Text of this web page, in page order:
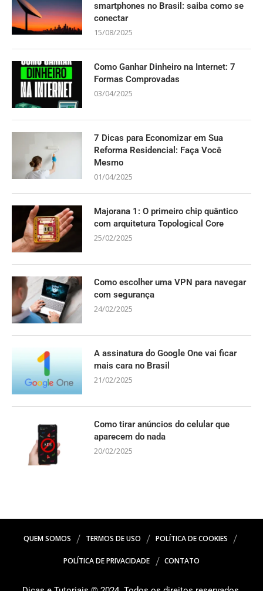
smartphones no Brasil: saiba como se
conectar
15/08/2025
Como Ganhar Dinheiro na Internet: 7
Formas Comprovadas
03/04/2025
7 Dicas para Economizar em Sua
Reforma Residencial: Faça Você
Mesmo
01/04/2025
Majorana 1: O primeiro chip quântico
com arquitetura Topological Core
25/02/2025
Como escolher uma VPN para navegar
com segurança
24/02/2025
A assinatura do Google One vai ficar
mais cara no Brasil
21/02/2025
Como tirar anúncios do celular que
aparecem do nada
20/02/2025
QUEM SOMOS TERMOS DE USO POLÍTICA DE COOKIES
POLÍTICA DE PRIVACIDADE CONTATO